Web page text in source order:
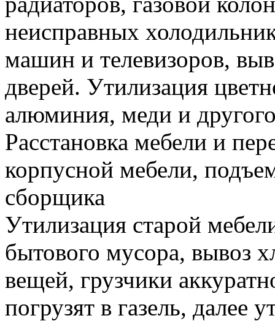
неисправных
машин и телевизоров,
дверей. Утилизация
алюминия, меди и
Расстановка мебели и
корпусной мебели,
сборщика
Утилизация старой
бытового мусора, вывоз
вещей, грузчики
погрузят в газель, далее